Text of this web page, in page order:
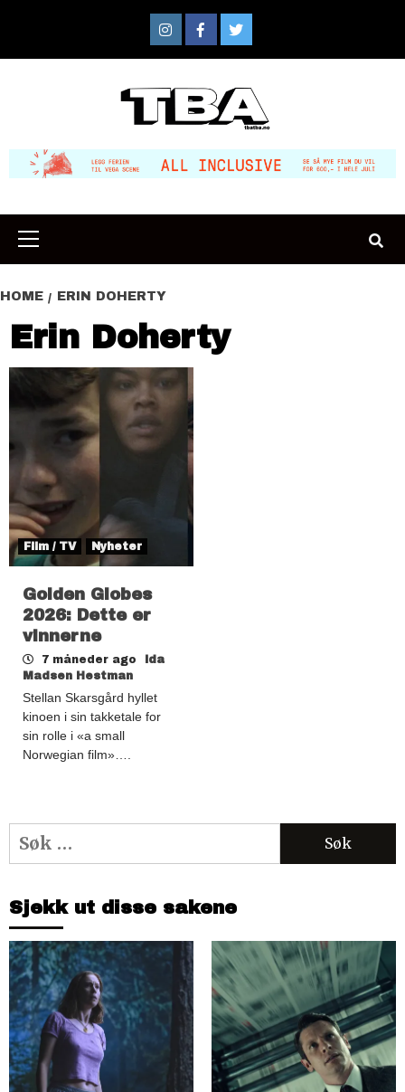
content
InstagramFacebook
Twitter
Primary
Menu
HOME ERIN DOHERTY
Erin Doherty
Film / TV Nyheter
Golden Globes
2026: Dette er
vinnerne
7 måneder ago
Ida
Madsen Hestman
Stellan Skarsgård hyllet
kinoen i sin takketale for
sin rolle i «a small
Norwegian film»….
Søk
etter:
Sjekk ut disse sakene